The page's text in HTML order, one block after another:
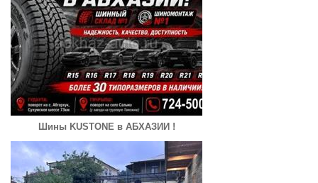
Шины KUSTONE в АБХАЗИИ !